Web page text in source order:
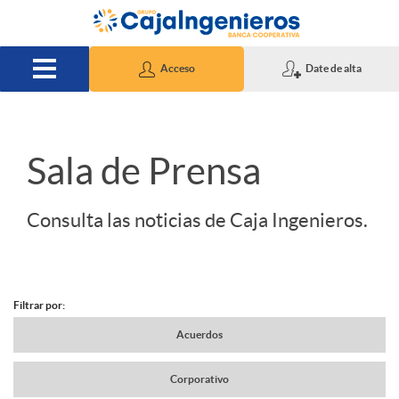
Saltar al contenido principal
Acceso Date de alta
S
Sala de Prensa
Consulta las noticias de Caja Ingenieros.
N
Filtrar por:
Acuerdos
Corporativo